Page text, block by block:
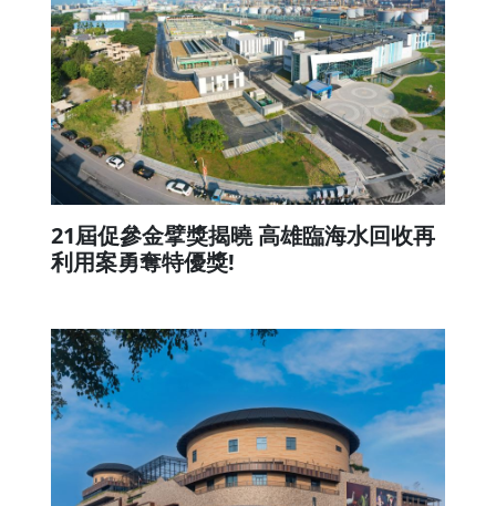
21屆促參金擘獎揭曉 高雄臨海水回收再
利用案勇奪特優獎!